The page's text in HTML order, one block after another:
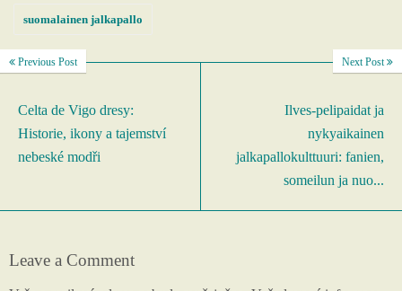
suomalainen jalkapallo
Previous Post
Celta de Vigo dresy:
Historie, ikony a tajemství
nebeské modři
Next Post
Ilves-pelipaidat ja
nykyaikainen
jalkapallokulttuuri: fanien,
someilun ja nuo...
Leave a Comment